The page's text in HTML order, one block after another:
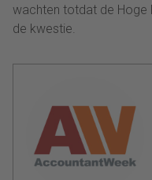
wachten totdat de Hoge
de kwestie.